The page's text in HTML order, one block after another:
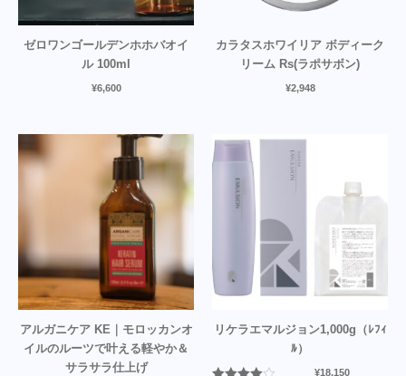
ゼロワンゴールデンホホバオイ
ル 100ml
¥6,600
カラタスホワイリア ボディーク
リーム Rs(ラポサボン)
¥2,948
アルガニケア KE｜モロッカンオ
イルのルーツで叶える軽やか＆
サラサラ仕上げ
リケラエマルジョン1,000g（ﾚﾌｨ
ﾙ）
¥18,150